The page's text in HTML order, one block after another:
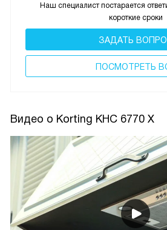
Наш специалист постарается
короткие сроки
ЗАДАТЬ
ПОCМОТРЕТЬ
Видео о Korting KHC 6770 X